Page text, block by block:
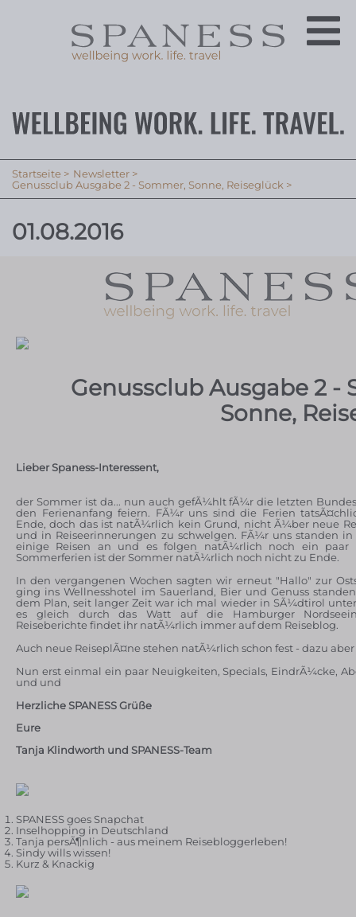
Startseite
Newsletter
Genussclub Ausgabe 2 - Sommer, Sonne, Reiseglück
01.08.2016
Genussclub Ausgabe 2 -
Sonne,
Lieber Spaness-Interessent,
der Sommer ist da... nun auch gefÃ¼hlt fÃ¼r die letzten
den Ferienanfang feiern. FÃ¼r uns sind die Ferien
Ende, doch das ist natÃ¼rlich kein Grund, nicht Ã¼ber neue
und in Reiseerinnerungen zu schwelgen. FÃ¼r uns standen
einige Reisen an und es folgen natÃ¼rlich noch ein
Sommerferien ist der Sommer natÃ¼rlich noch nicht zu Ende.
In den vergangenen Wochen sagten wir erneut "Hallo" zur
ging ins Wellnesshotel im Sauerland, Bier und Genuss
dem Plan, seit langer Zeit war ich mal wieder in SÃ¼dtirol
es gleich durch das Watt auf die Hamburger
Reiseberichte findet ihr natÃ¼rlich immer auf dem Reiseblog.
Auch neue ReiseplÃ¤ne stehen natÃ¼rlich schon fest - dazu
Nun erst einmal ein paar Neuigkeiten, Specials, EindrÃ¼cke,
und und
Herzliche SPANESS Grüße
Eure
Tanja Klindworth und SPANESS-Team
SPANESS goes Snapchat
Inselhopping in Deutschland
Tanja persÃ¶nlich - aus meinem Reisebloggerleben!
Sindy wills wissen!
Kurz & Knackig